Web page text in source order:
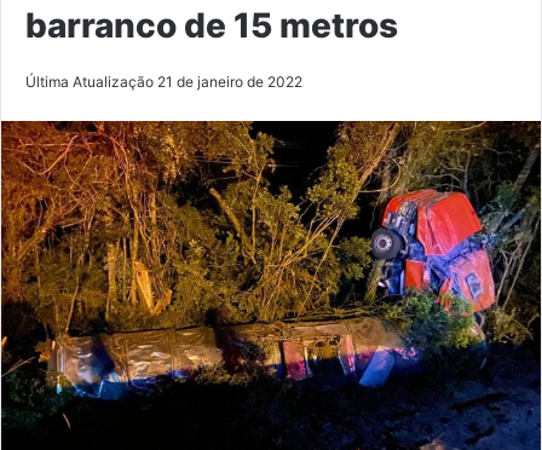
barranco de 15 metros
Última Atualização 21 de janeiro de 2022